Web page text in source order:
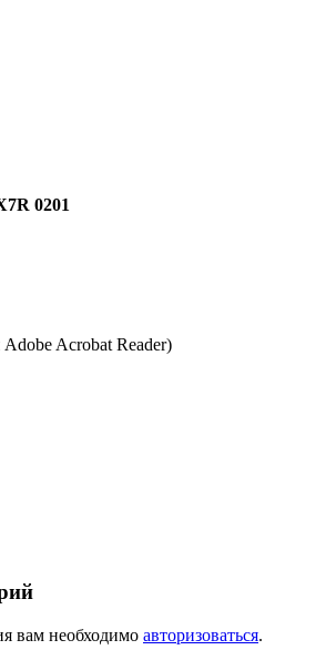
0201
Acrobat Reader)
вам необходимо авторизоваться.